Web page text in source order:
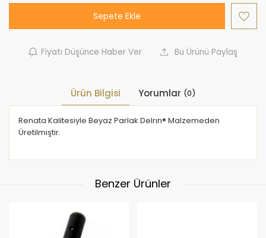
Sepete Ekle
Fiyatı Düşünce Haber Ver Bu Ürünü Paylaş
Ürün Bilgisi Yorumlar (0)
Renata Kalitesiyle Beyaz Parlak Delrın® Malzemeden
Üretilmiştir.
Benzer Ürünler